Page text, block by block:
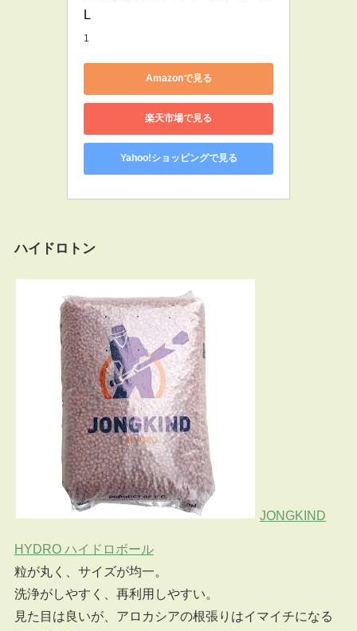
L
1
Amazonで見る
楽天市場で見る
Yahoo!ショッピングで見る
ハイドロトン
JONGKIND
HYDRO ハイドロボール
粒が丸く、サイズが均一。
洗浄がしやすく、再利用しやすい。
見た目は良いが、アロカシアの根張りはイマイチになる